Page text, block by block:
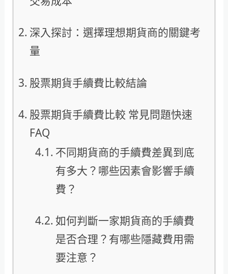
深入探討：選擇理想期貨商的關鍵考
量
股票期貨手續費比較結論
股票期貨手續費比較 常見問題快速
FAQ
不同期貨商的手續費差異到底
有多大？哪些因素會影響手續
費？
如何判斷一家期貨商的手續費
是否合理？有哪些隱藏費用需
要注意？